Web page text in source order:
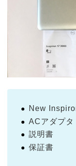
New
ACアダプタ
説明書
保証書